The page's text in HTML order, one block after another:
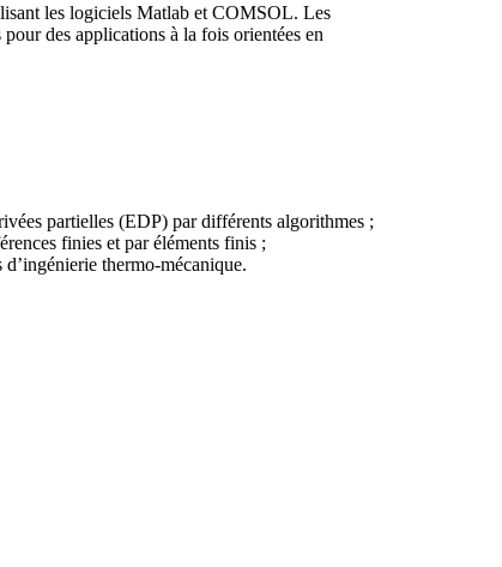
les logiciels Matlab et COMSOL. Les
des applications à la fois orientées en
partielles (EDP) par différents algorithmes ;
finies et par éléments finis ;
thermo-mécanique.